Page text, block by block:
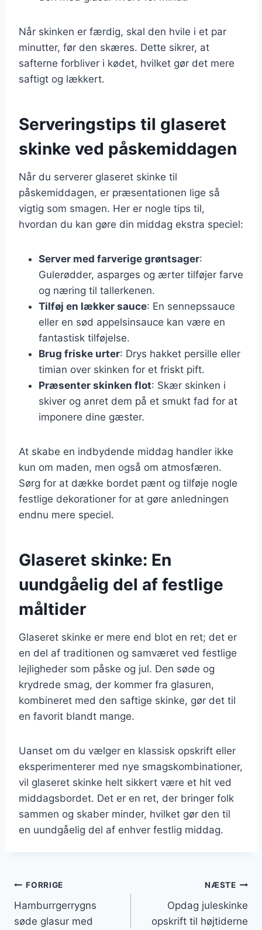
Når skinken er færdig, skal den hvile i et par
minutter, før den skæres. Dette sikrer, at
safterne forbliver i kødet, hvilket gør det mere
saftigt og lækkert.
Serveringstips til glaseret
skinke ved påskemiddagen
Når du serverer glaseret skinke til
påskemiddagen, er præsentationen lige så
vigtig som smagen. Her er nogle tips til,
hvordan du kan gøre din middag ekstra speciel:
Server med farverige grøntsager:
Gulerødder, asparges og ærter tilføjer farve
og næring til tallerkenen.
Tilføj en lækker sauce: En sennepssauce
eller en sød appelsinsauce kan være en
fantastisk tilføjelse.
Brug friske urter: Drys hakket persille eller
timian over skinken for et friskt pift.
Præsenter skinken flot: Skær skinken i
skiver og anret dem på et smukt fad for at
imponere dine gæster.
At skabe en indbydende middag handler ikke
kun om maden, men også om atmosfæren.
Sørg for at dække bordet pænt og tilføje nogle
festlige dekorationer for at gøre anledningen
endnu mere speciel.
Glaseret skinke: En
uundgåelig del af festlige
måltider
Glaseret skinke er mere end blot en ret; det er
en del af traditionen og samværet ved festlige
lejligheder som påske og jul. Den søde og
krydrede smag, der kommer fra glasuren,
kombineret med den saftige skinke, gør det til
en favorit blandt mange.
Uanset om du vælger en klassisk opskrift eller
eksperimenterer med nye smagskombinationer,
vil glaseret skinke helt sikkert være et hit ved
middagsbordet. Det er en ret, der bringer folk
sammen og skaber minder, hvilket gør den til
en uundgåelig del af enhver festlig middag.
Indlægsnavigation
FORRIGE
Hamburrgerrygns
søde glasur med
NÆSTE
Opdag juleskinke
opskrift til højtiderne